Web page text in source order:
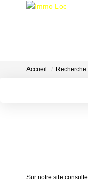
Accueil
Sur notre site